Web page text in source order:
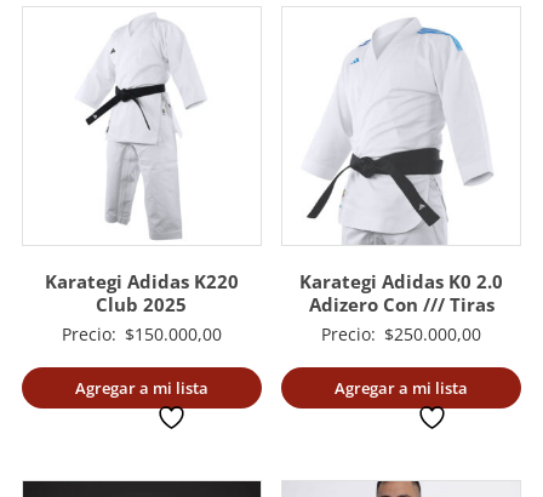
Karategi Adidas K220
Club 2025
Precio: $150.000,00
Agregar a mi lista
Karategi Adidas K0 2.0
Adizero Con /// Tiras
Precio: $250.000,00
Agregar a mi lista